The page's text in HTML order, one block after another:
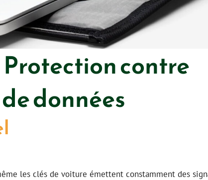
contre
données
les clés de voiture émettent constamment des